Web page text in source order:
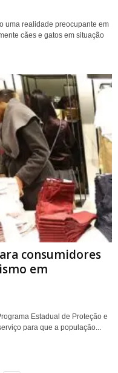
uma realidade preocupante em
cães e gatos em situação
consumidores
em
Estadual de Proteção e
para que a população...